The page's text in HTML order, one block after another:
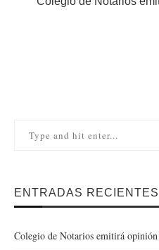
ENTRADAS RECIENTES
Colegio de Notarios emitirá